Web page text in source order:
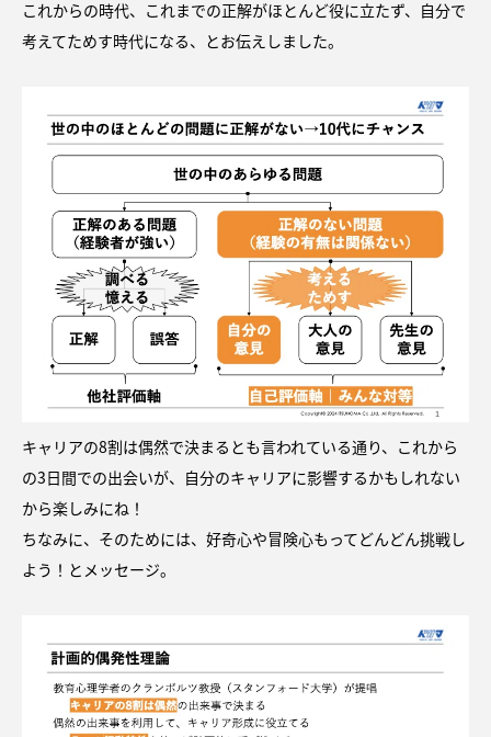
これからの時代、これまでの正解がほとんど役に立たず、自分で
考えてためす時代になる、とお伝えしました。
キャリアの8割は偶然で決まるとも言われている通り、これから
の3日間での出会いが、自分のキャリアに影響するかもしれない
から楽しみにね！
ちなみに、そのためには、好奇心や冒険心もってどんどん挑戦し
よう！とメッセージ。